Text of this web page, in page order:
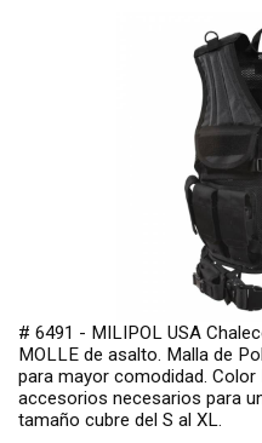
# 6491 - MILIPOL USA
MOLLE de asalto. Malla de
para mayor comodidad.
accesorios necesarios para
tamaño cubre del S al XL.